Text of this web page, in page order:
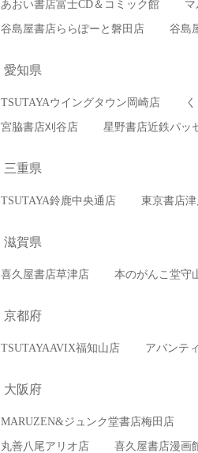
あおい書店富士CD＆コミック館
谷島屋書店ららぽーと磐田店 谷島
愛知県
TSUTAYAウイングタウン岡崎店
宮脇書店刈谷店 星野書店近鉄パッ
三重県
TSUTAYA鈴鹿中央通店 東京書店
滋賀県
喜久屋書店草津店 本のがんこ堂守
京都府
TSUTAYAAVIX福知山店 アバンテ
大阪府
MARUZEN&ジュンク堂書店梅田店
丸善八尾アリオ店 喜久屋書店漫画